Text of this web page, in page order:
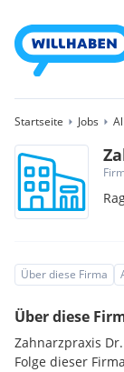
Startseite Jobs
Über diese Firma
Über diese
Zahnarzpraxis
Folge dieser